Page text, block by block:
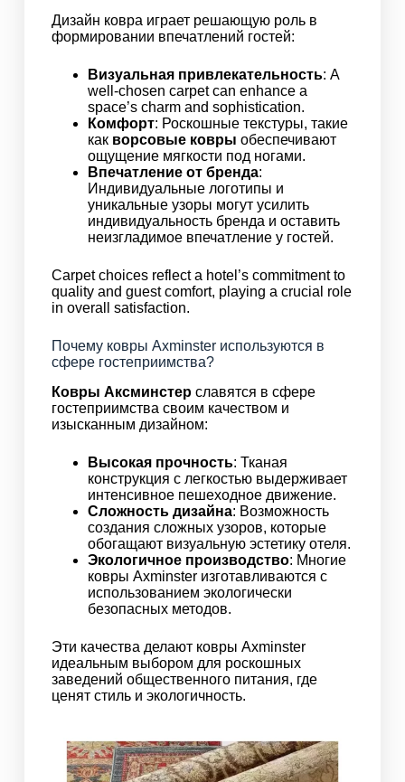
Дизайн ковра играет решающую роль в
формировании впечатлений гостей:
Визуальная привлекательность: A
well-chosen carpet can enhance a
space’s charm and sophistication.
Комфорт: Роскошные текстуры, такие
как ворсовые ковры обеспечивают
ощущение мягкости под ногами.
Впечатление от бренда:
Индивидуальные логотипы и
уникальные узоры могут усилить
индивидуальность бренда и оставить
неизгладимое впечатление у гостей.
Carpet choices reflect a hotel’s commitment to
quality and guest comfort, playing a crucial role
in overall satisfaction.
Почему ковры Axminster используются в
сфере гостеприимства?
Ковры Аксминстерславятся в сфере
гостеприимства своим качеством и
изысканным дизайном:
Высокая прочность: Тканая
конструкция с легкостью выдерживает
интенсивное пешеходное движение.
Сложность дизайна: Возможность
создания сложных узоров, которые
обогащают визуальную эстетику отеля.
Экологичное производство: Многие
ковры Axminster изготавливаются с
использованием экологически
безопасных методов.
Эти качества делают ковры Axminster
идеальным выбором для роскошных
заведений общественного питания, где
ценят стиль и экологичность.